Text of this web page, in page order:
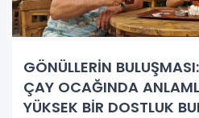
GÖNÜLLERİN
ÇAY OCAĞINDA
YÜKSEK BİR DOSTLUK